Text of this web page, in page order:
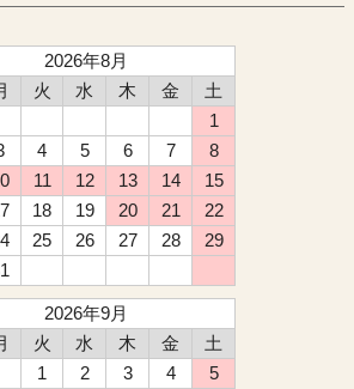
2026年8月
火 水 木 金
土
1
4 5 6 7
8
11 12 13 14
15
18 19 20 21
22
25 26 27 28
29
2026年9月
火 水 木 金
土
1
2 3 4
5